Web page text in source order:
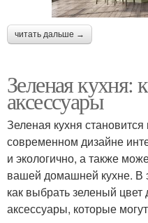
читать дальше →
Зеленая кухня:
аксессуары
Зеленая кухня
современном дизайне
и экологично, а также
вашей домашней кухне. В
как выбрать зеленый
аксессуары, которые